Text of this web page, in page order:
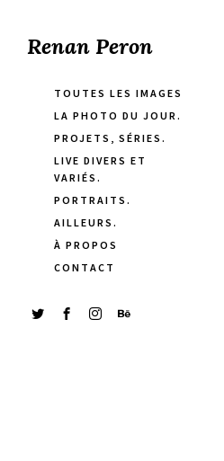
Renan Peron
TOUTES LES IMAGES
LA PHOTO DU JOUR.
PROJETS, SÉRIES.
LIVE DIVERS ET
VARIÉS.
PORTRAITS.
AILLEURS.
À PROPOS
CONTACT